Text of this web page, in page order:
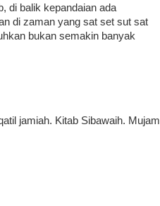
di balik kepandaian ada
di zaman yang sat set sut sat
bukan semakin banyak
jamiah. Kitab Sibawaih. Mujam